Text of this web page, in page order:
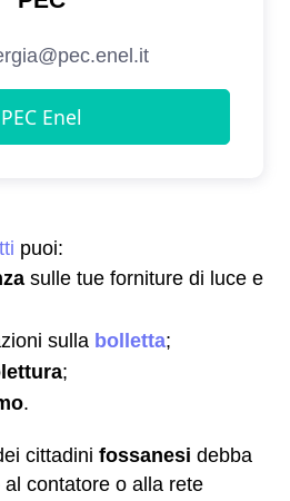
puoi:
sulle tue forniture di luce e
sulla bolletta;
;
.
cittadini fossanesi debba
contatore o alla rete